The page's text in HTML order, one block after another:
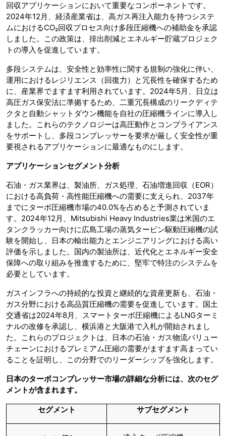
回収アプリケーションにおいて重要なコンポーネントです。
2024年12月、経済産業省は、高ガス再注入能力を持つシステ
ムにおけるCO₂回収プロセス向け多段圧縮機への補助金を承認
しました。この政策は、排出削減とエネルギー貯蔵プロジェク
トの導入を促進しています。
多段システムは、安全性と効率性に関する規制の強化に伴い、
運用におけるレジリエンス（回復力）と冗長性を確保するため
に、産業界でますます利用されています。2024年5月、日立は
高圧ガス保安法に準拠するため、二重冗長構成のリークディテ
クタと自動シャットダウン機能を自社の圧縮機ラインに導入し
ました。これらのテクノロジーは高圧動作とコンプライアンス
をサポートし、多段コンプレッサーを要求が厳しく安全性が重
要視されるアプリケーションに最適なものにします。
アプリケーションセグメント分析
石油・ガス業界は、製油所、ガス処理、石油増進回収（EOR）
における高負荷・高性能圧縮機への需要に支えられ、2037年
までにターボ圧縮機市場の40.0%を占めると予測されていま
す。2024年12月、Mitsubishi Heavy Industries業は米国のエ
タンクラッカー向けに広島工場の蒸気タービン駆動圧縮機の試
験を開始し、日本の輸出能力とエンジニアリングにおける高い
評価を示しました。国内の製油所は、近代化とエネルギー安全
保障への取り組みを推進するために、堅牢で特注のシステムを
必要としています。
ガスインフラへの持続的な投資と継続的な資産更新も、石油・
ガス分野における高品質圧縮機の需要を促進しています。国土
交通省は2024年8月、スマートターボ圧縮機によるLNGターミ
ナルの改修を承認し、横浜港と大阪港で入札が開始されまし
た。これらのプロジェクトは、日本の石油・ガス物流バリュー
チェーンにおけるプレミアム圧縮の需要がますます高まってい
ることを証明し、この分野でのリーダーシップを強化します。
日本のターボコンプレッサー市場の詳細な分析には、次のセグ
メントが含まれます。
セグメント サブセグメント